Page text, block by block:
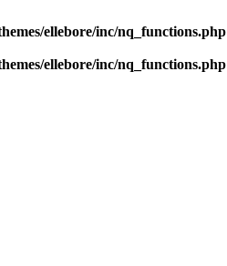
ellebore/inc/nq_functions.php
ellebore/inc/nq_functions.php